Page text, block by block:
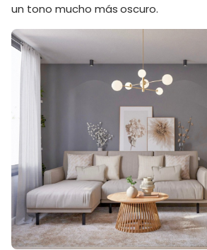
un tono mucho más oscuro.